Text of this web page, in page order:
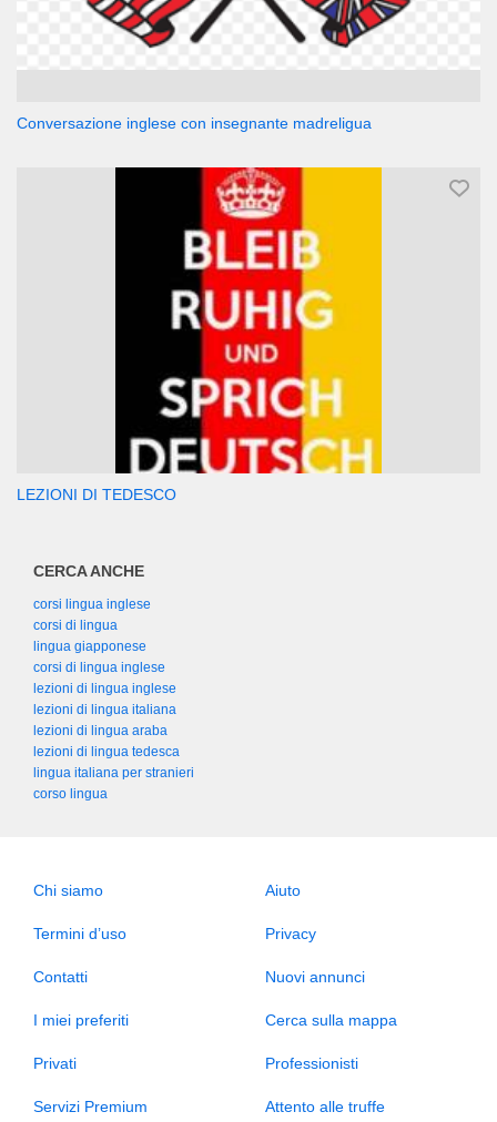
Conversazione inglese con insegnante madreligua
LEZIONI DI TEDESCO
CERCA ANCHE
corsi lingua inglese
corsi di lingua
lingua giapponese
corsi di lingua inglese
lezioni di lingua inglese
lezioni di lingua italiana
lezioni di lingua araba
lezioni di lingua tedesca
lingua italiana per stranieri
corso lingua
Chi siamo Aiuto
Termini d’uso Privacy
Contatti Nuovi annunci
I miei preferiti Cerca sulla mappa
Privati Professionisti
Servizi Premium Attento alle truffe